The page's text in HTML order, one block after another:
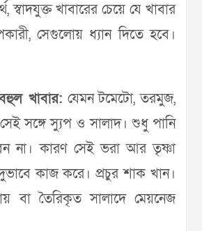
খাবারের চেয়ে যে খাবার
সেগুলোয় ধ্যান দিতে হবে।
খাবার: যেমন টমেটো, তরমুজ,
সঙ্গে স্যুপ ও সালাদ। শুধু পানি
না। কারণ সেই ভরা আর তৃষ্ণা
কাজ করে। প্রচুর শাক খান।
বা তৈরিকৃত সালাদে মেয়নেজ